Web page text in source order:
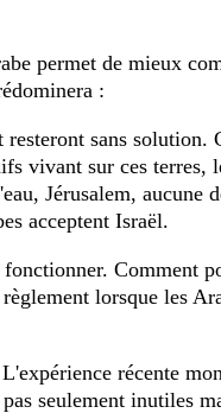
permet de mieux
:
sans solution.
vivant sur ces terres,
Jérusalem, aucune
acceptent Israël.
Comment
lorsque les
récente
seulement inutiles